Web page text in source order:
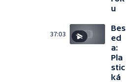
u
37:03
Bes
ed
a:
Pla
stic
ká